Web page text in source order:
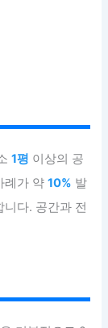
1평 이상의 공
례가 약10% 발
다. 공간과 전